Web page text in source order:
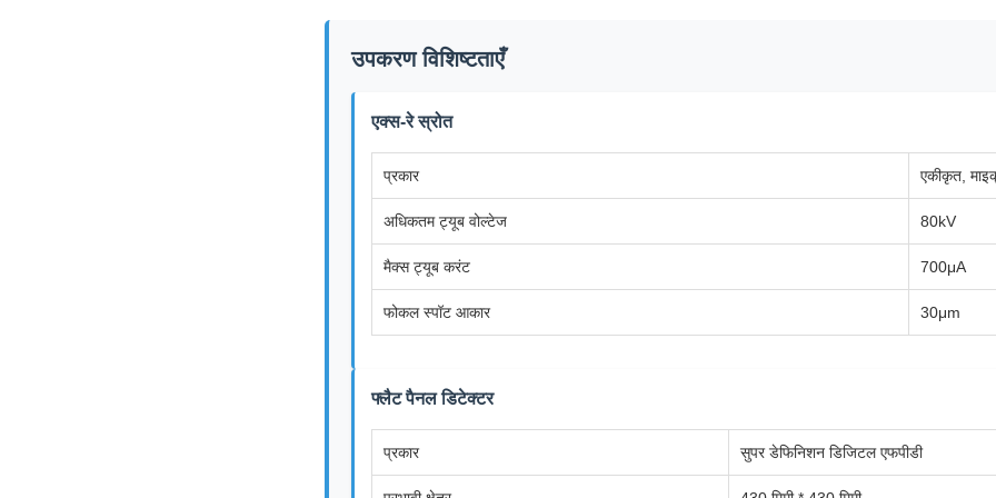
उपकरण विशिष्टताएँ
एक्स-रे स्रोत
प्रकार एकीकृत,
अधिकतम ट्यूब वोल्टेज 80kV
मैक्स ट्यूब करंट 700μA
फोकल स्पॉट आकार 30μm
फ्लैट पैनल डिटेक्टर
प्रकार सुपर डेफिनिशन डिजिटल एफपीडी